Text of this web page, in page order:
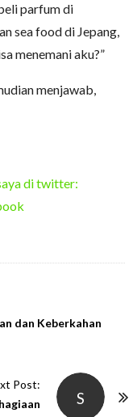
parfum di
sea food di Jepang,
menemani aku?”
menjawab,
di twitter:
dan Keberkahan
S
Post: